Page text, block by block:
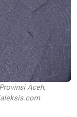
Aceh,